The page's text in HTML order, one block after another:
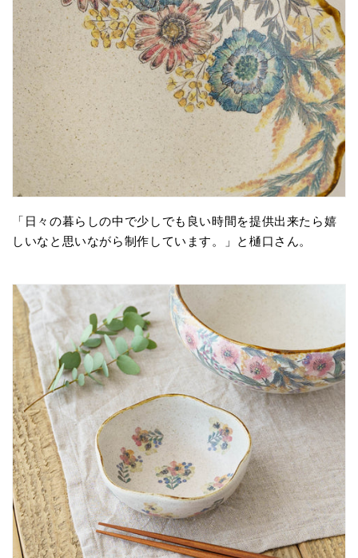
「日々の暮らしの中で少しでも良い時間を提供出来たら嬉
しいなと思いながら制作しています。」と樋口さん。